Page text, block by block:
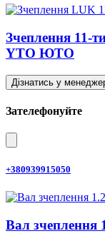
Зчеплення 11-
YTO ЮТО
Дізнатись у
Зателефонуйте
+380939915050
Вал